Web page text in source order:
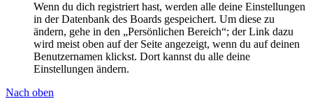
Wenn du dich registriert hast, werden alle deine Einstellungen
in der Datenbank des Boards gespeichert. Um diese zu
ändern, gehe in den „Persönlichen Bereich“; der Link dazu
wird meist oben auf der Seite angezeigt, wenn du auf deinen
Benutzernamen klickst. Dort kannst du alle deine
Einstellungen ändern.
Nach oben